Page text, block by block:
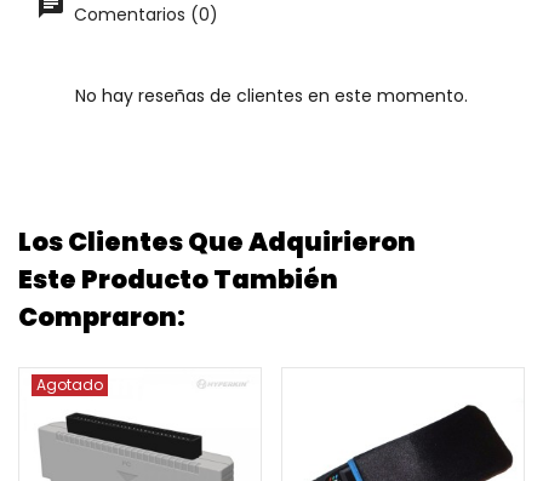
Comentarios (0)
No hay reseñas de clientes en este momento.
Los Clientes Que Adquirieron
Este Producto También
Compraron:
Agotado